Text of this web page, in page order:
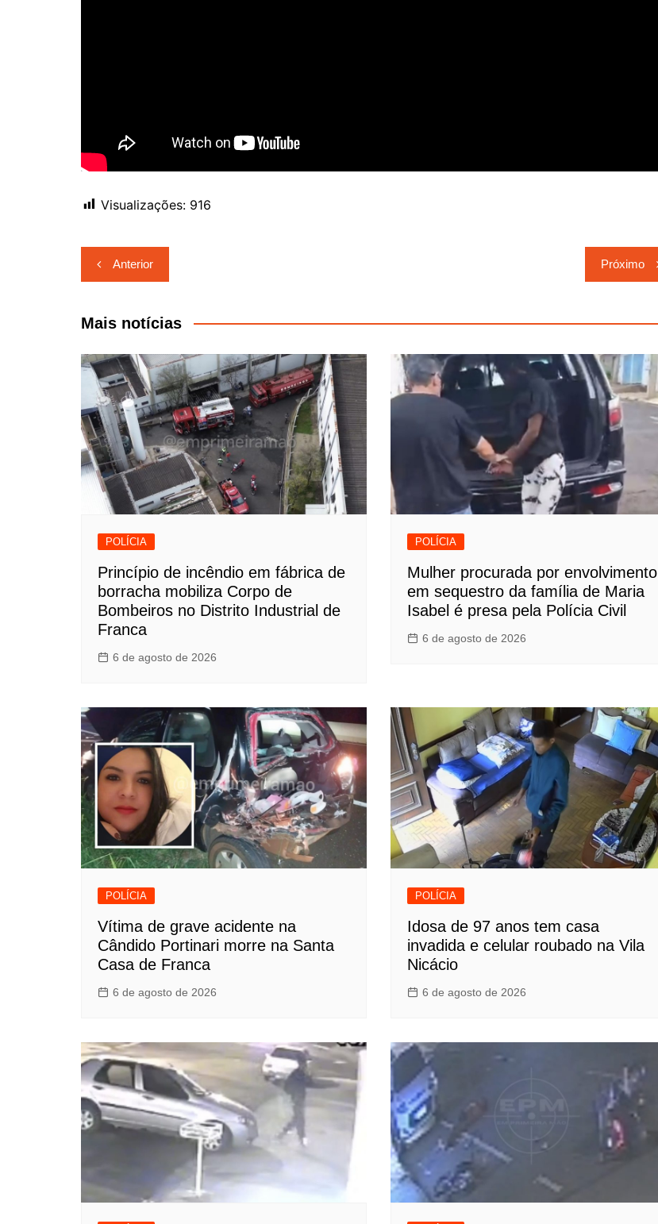
Visualizações: 916
Navegação
de
Post
Anterior Próximo
Mais notícias
POLÍCIA
Princípio de incêndio em fábrica de
borracha mobiliza Corpo de
Bombeiros no Distrito Industrial de
Franca
6 de agosto de 2026
POLÍCIA
Mulher procurada por envolvimento
em sequestro da família de Maria
Isabel é presa pela Polícia Civil
6 de agosto de 2026
POLÍCIA
Vítima de grave acidente na
Cândido Portinari morre na Santa
Casa de Franca
6 de agosto de 2026
POLÍCIA
Idosa de 97 anos tem casa
invadida e celular roubado na Vila
Nicácio
6 de agosto de 2026